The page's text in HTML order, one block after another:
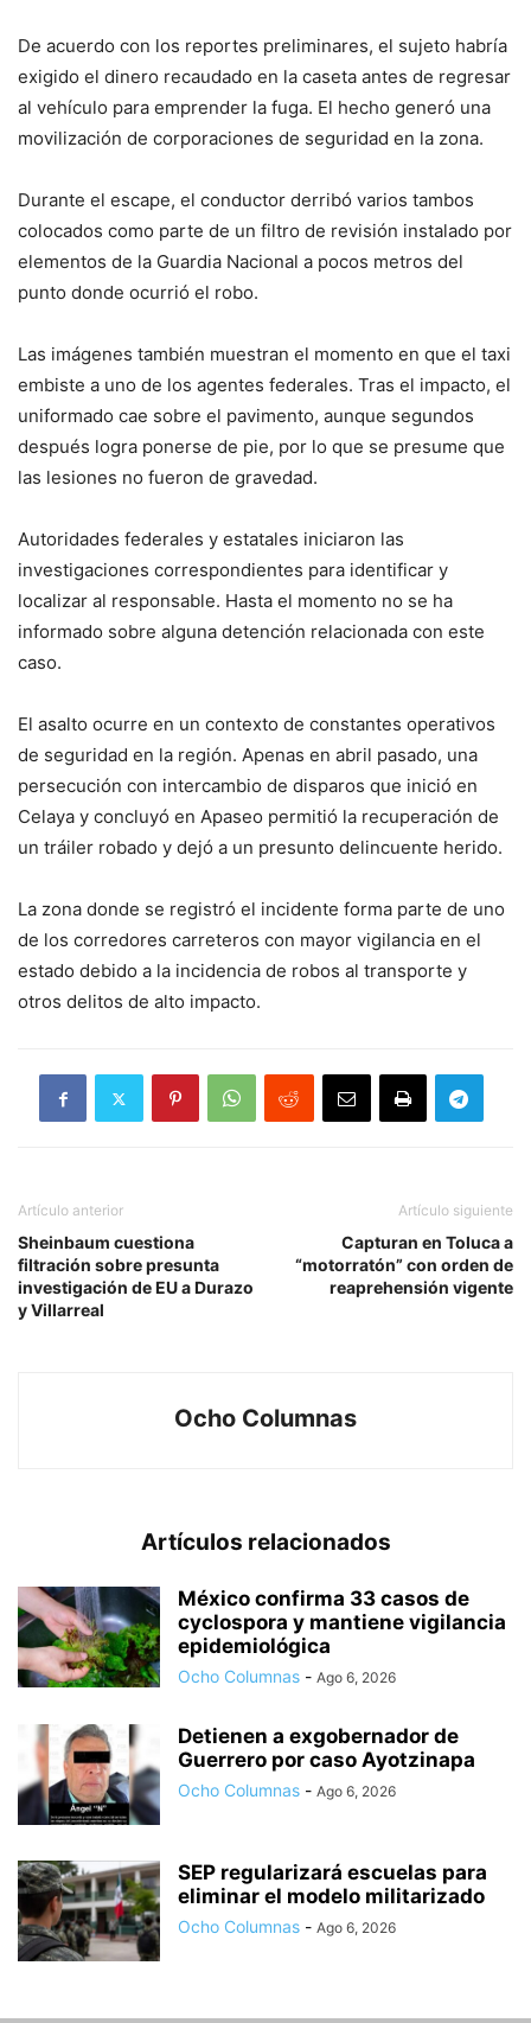
De acuerdo con los reportes preliminares, el sujeto habría
exigido el dinero recaudado en la caseta antes de regresar
al vehículo para emprender la fuga. El hecho generó una
movilización de corporaciones de seguridad en la zona.
Durante el escape, el conductor derribó varios tambos
colocados como parte de un filtro de revisión instalado por
elementos de la Guardia Nacional a pocos metros del
punto donde ocurrió el robo.
Las imágenes también muestran el momento en que el taxi
embiste a uno de los agentes federales. Tras el impacto, el
uniformado cae sobre el pavimento, aunque segundos
después logra ponerse de pie, por lo que se presume que
las lesiones no fueron de gravedad.
Autoridades federales y estatales iniciaron las
investigaciones correspondientes para identificar y
localizar al responsable. Hasta el momento no se ha
informado sobre alguna detención relacionada con este
caso.
El asalto ocurre en un contexto de constantes operativos
de seguridad en la región. Apenas en abril pasado, una
persecución con intercambio de disparos que inició en
Celaya y concluyó en Apaseo permitió la recuperación de
un tráiler robado y dejó a un presunto delincuente herido.
La zona donde se registró el incidente forma parte de uno
de los corredores carreteros con mayor vigilancia en el
estado debido a la incidencia de robos al transporte y
otros delitos de alto impacto.
Artículo anterior
Sheinbaum cuestiona
filtración sobre presunta
investigación de EU a Durazo
y Villarreal
Artículo siguiente
Capturan en Toluca a
“motorratón” con orden de
reaprehensión vigente
Ocho Columnas
Artículos relacionados
México confirma 33 casos de
cyclospora y mantiene vigilancia
epidemiológica
Ocho Columnas - Ago 6, 2026
Detienen a exgobernador de
Guerrero por caso Ayotzinapa
Ocho Columnas - Ago 6, 2026
SEP regularizará escuelas para
eliminar el modelo militarizado
Ocho Columnas - Ago 6, 2026